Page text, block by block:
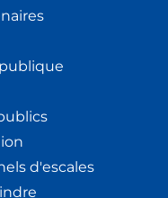
d'escales